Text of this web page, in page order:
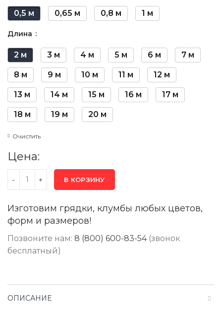
0,5 м 0,65 м 0,8 м 1 м
Длина
2 м 3 м 4 м 5 м 6 м 7 м
8 м 9 м 10 м 11 м 12 м
13 м 14 м 15 м 16 м 17 м
18 м 19 м 20 м
Очистить
Цена:
В КОРЗИНУ
Изготовим грядки, клумбы любых цветов,
форм и размеров!
Позвоните нам: 8 (800) 600-83-54(звонок
бесплатный)
ОПИСАНИЕ